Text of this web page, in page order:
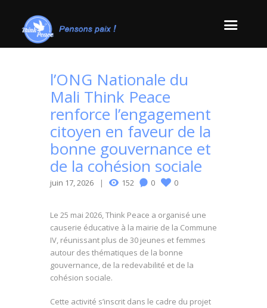
l’ONG Nationale du
Mali Think Peace
renforce l’engagement
citoyen en faveur de la
bonne gouvernance et
de la cohésion sociale
juin 17, 2026 152 0 0
Le 25 mai 2026, Think Peace a organisé une
causerie éducative à la mairie de la Commune
IV, réunissant plus de 30 jeunes et femmes
autour des thématiques de la bonne
gouvernance, de la redevabilité et de la
cohésion sociale.
Cette activité s’inscrit dans le cadre du projet